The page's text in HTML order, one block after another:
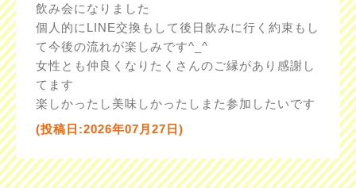
飲み会になりました
個人的にLINE交換もして後日飲みに行く約束もし
て今後の流れが楽しみです^_^
女性とも仲良くなりたくさんのご縁があり感謝し
てます
楽しかったし美味しかったしまた参加したいです
(投稿日:2026年07月27日)